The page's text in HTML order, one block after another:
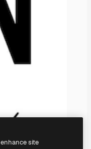
site